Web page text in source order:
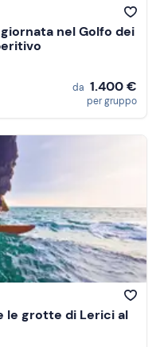
nel Golfo dei
da 1.400 €
per gruppo
le grotte di Lerici al